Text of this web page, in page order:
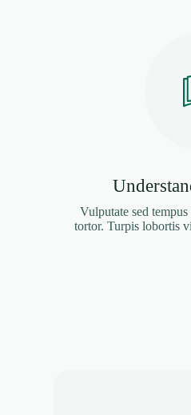
Vulputate sed
tortor. Turpis lobortis